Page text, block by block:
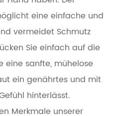
eine einfache und
vermeidet Schmutz
Sie einfach auf die
eine sanfte, mühelose
ein genährtes und mit
hinterlässt.
Merkmale unserer